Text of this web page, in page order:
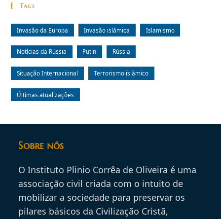
Tags
Invasão da Europa Invasão islâmica Islamismo
Notícias da Rússia Putin Rússia
Situação Internacional Terrorismo islâmico
Últimas atualizações
Sobre nós
O Instituto Plinio Corrêa de Oliveira é uma
associação civil criada com o intuito de
mobilizar a sociedade para preservar os
pilares básicos da Civilização Cristã,